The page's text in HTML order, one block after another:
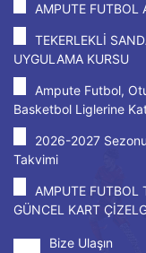
AMPUTE FUTBOL
TEKERLEKLİ
UYGULAMA KURSU
Ampute Futbol,
Basketbol Liglerine
2026-2027
Takvimi
AMPUTE FUTBOL
GÜNCEL KART
Bize Ulaşın